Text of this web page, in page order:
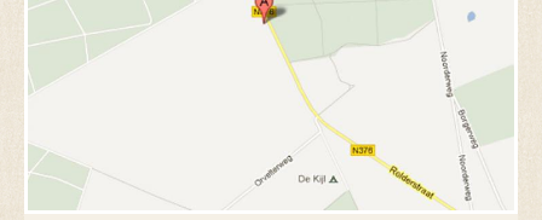
Activiteiten
Gastenboek
Reserveren
Contact